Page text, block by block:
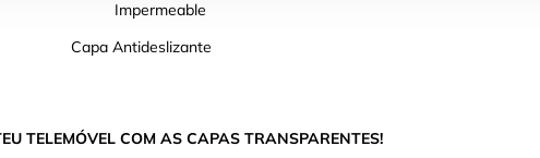
Capa Antideslizante
TELEMÓVEL COM AS CAPAS TRANSPARENTES!